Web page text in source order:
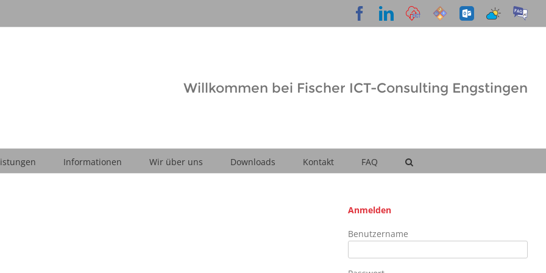
Facebook
LinkedIn
CloudSupport
Desk
OWAWetter
FAQ
Willkommen bei Fischer ICT-Consulting Engstingen
Informationen Wir über uns Downloads Kontakt FAQ
Anmelden
Benutzername